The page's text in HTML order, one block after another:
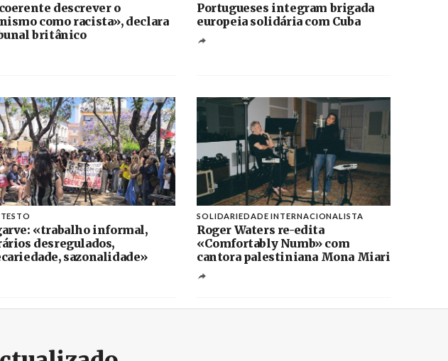
descrever o
como racista», declara
britânico
Portugueses integram brigada
europeia solidária com Cuba
«trabalho informal,
desregulados,
sazonalidade»
SOLIDARIEDADE INTERNACIONALISTA
Roger Waters re-edita
«Comfortably Numb» com
cantora palestiniana Mona Miari